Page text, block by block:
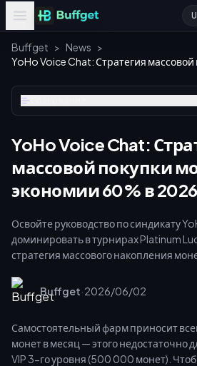
Buffget > News >
YoHo Voice Chat:
массовой покупки
экономии 60% в
Освойте руководство по синдикату
доминировать в турнирах Platinum
стратегия массового накопления
значок «Султан» и
Сочетая ежедневные бесплатные
оптимизировать ресурсы для
года.
Buffget·2026/06/02
Самостоятельный фарм приносит
монет в месяц — этого недостаточно
VIP 3-го уровня (500 000 монет).